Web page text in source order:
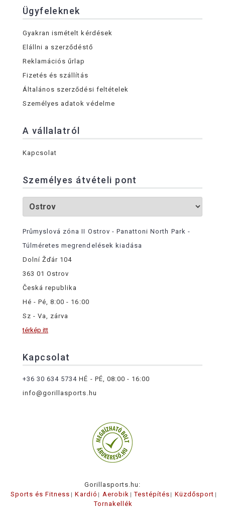
Ügyfeleknek
Gyakran ismételt kérdések
Elállni a szerződéstő
Reklamációs űrlap
Fizetés és szállítás
Általános szerződési feltételek
Személyes adatok védelme
A vállalatról
Kapcsolat
Személyes átvételi pont
Průmyslová zóna II Ostrov - Panattoni North Park -
Túlméretes megrendelések kiadása
Dolní Žďár 104
363 01 Ostrov
Česká republika
Hé - Pé, 8:00 - 16:00
Sz - Va, zárva
térkép itt
Kapcsolat
+36 30 634 5734 HÉ - PÉ, 08:00 - 16:00
info@gorillasports.hu
Gorillasports.hu:
Sports és Fitness
Kardió Aerobik Testépítés
Küzdősport
Tornakellék